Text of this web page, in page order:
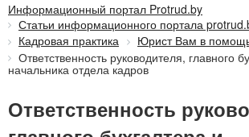
Информационный портал Protrud.by
Статьи информационного портала
Кадровая практика
Юрист Вам в
Ответственность руководителя, главного
начальника отдела кадров
Ответственность